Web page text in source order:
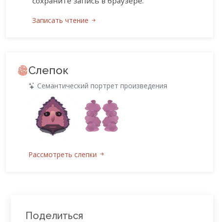
Записать чтение
Слепок
Семантический портрет произведения
Рассмотреть слепки
Поделиться